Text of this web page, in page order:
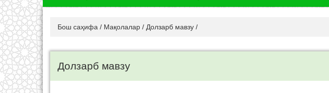
Бош саҳифа / Мақолалар / Долзарб мавзу /
Долзарб мавзу